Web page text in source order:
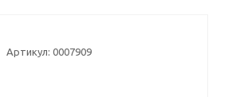
Артикул: 0007909